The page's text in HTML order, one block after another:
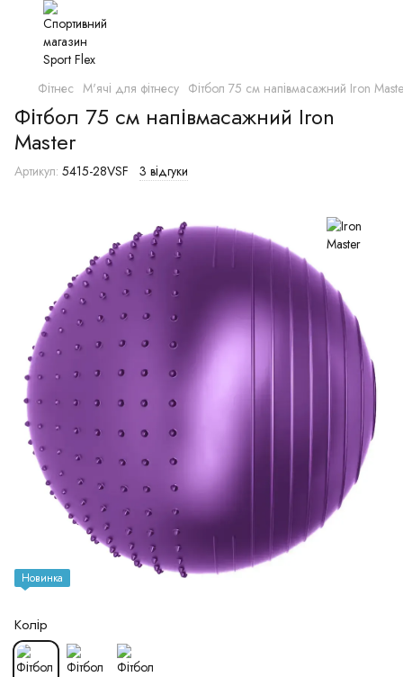
Фітнес М'ячі для фітнесу Фітбол 75 см напівмасажний Iron
Фітбол 75 см напівмасажний Iron
Master
Артикул: 5415-28VSF 3 відгуки
Новинка
Колір